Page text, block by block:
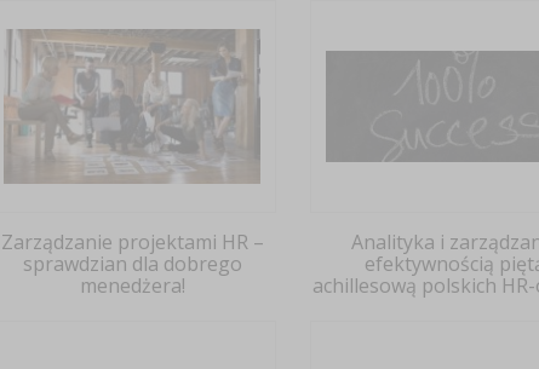
Zarządzanie projektami HR –
sprawdzian dla dobrego
menedżera!
Analityka i
efektywnością
achillesową polskich